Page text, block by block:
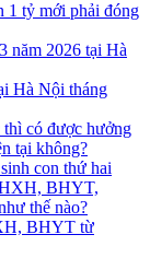
1 tỷ mới phải đóng
năm 2026 tại Hà
Hà Nội tháng
có được hưởng
tại không?
con thứ hai
BHYT,
thế nào?
BHYT từ